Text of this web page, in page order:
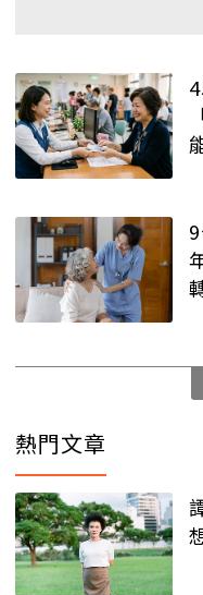
熱門文章